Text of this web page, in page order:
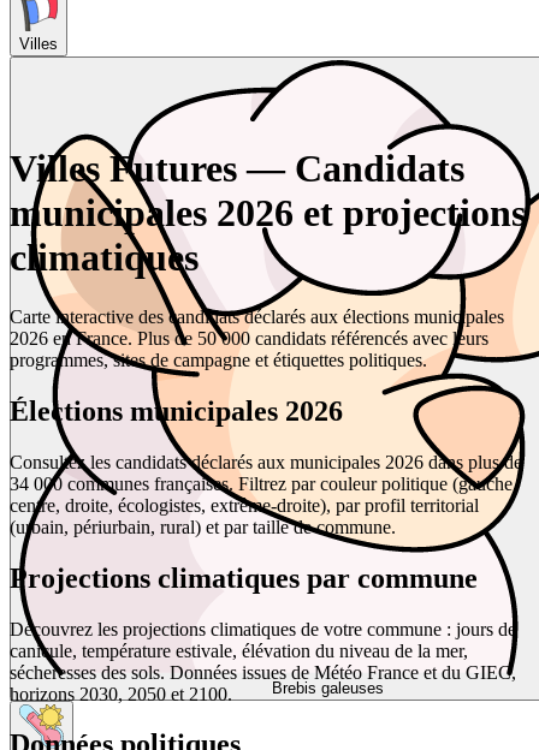
Villes
Brebis galeuses
Villes Futures — Candidats
municipales 2026 et projections
climatiques
Carte interactive des candidats déclarés aux élections municipales
2026 en France. Plus de 50 000 candidats référencés avec leurs
programmes, sites de campagne et étiquettes politiques.
Élections municipales 2026
Consultez les candidats déclarés aux municipales 2026 dans plus de
34 000 communes françaises. Filtrez par couleur politique (gauche,
centre, droite, écologistes, extrême-droite), par profil territorial
(urbain, périurbain, rural) et par taille de commune.
Projections climatiques par commune
Découvrez les projections climatiques de votre commune : jours de
canicule, température estivale, élévation du niveau de la mer,
sécheresses des sols. Données issues de Météo France et du GIEC,
horizons 2030, 2050 et 2100.